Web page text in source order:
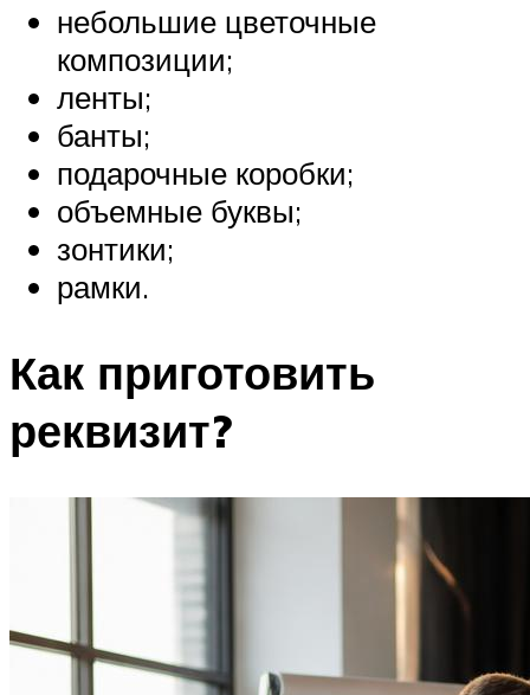
небольшие цветочные
композиции;
ленты;
банты;
подарочные коробки;
объемные буквы;
зонтики;
рамки.
Как приготовить
реквизит?